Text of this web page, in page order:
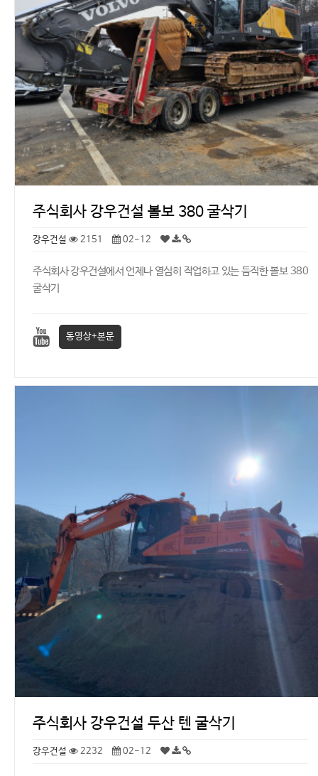
주식회사 강우건설 볼보 380 굴삭기
강우건설 2151 02-12
주식회사 강우건설에서 언제나 열심히 작업하고 있는 듬직한 볼보 380
굴삭기
동영상+본문
주식회사 강우건설 두산 텐 굴삭기
강우건설 2232 02-12